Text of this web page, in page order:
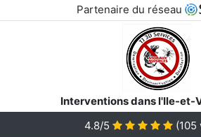
Partenaire du réseau
Interventions dans l'Ile-et-
4.8/5
(105